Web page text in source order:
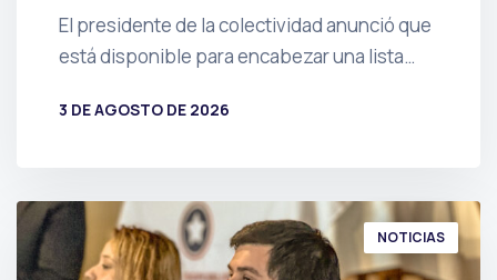
El presidente de la colectividad anunció que
está disponible para encabezar una lista…
3 DE AGOSTO DE 2026
NOTICIAS